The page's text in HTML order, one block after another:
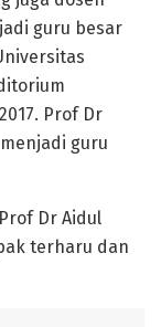
guru besar
Prof Dr
guru
Dr Aidul
terharu dan